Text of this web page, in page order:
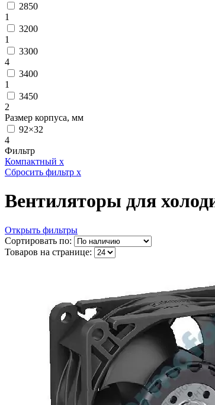
2850
1
3200
1
3300
4
3400
1
3450
2
Размер корпуса, мм
92×32
4
Фильтр
Компактный x
Сбросить фильтр x
Вентиляторы для
Открыть фильтры
Сортировать по:
Товаров на странице: